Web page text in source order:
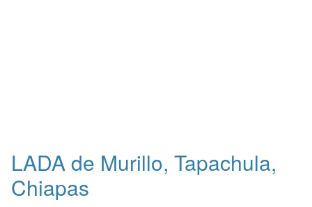
LADA de Murillo, Tapachula,
Chiapas